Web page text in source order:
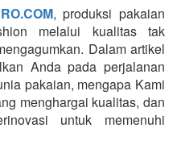
, produksi pakaian
melalui kualitas tak
Dalam artikel
Anda pada perjalanan
pakaian, mengapa Kami
menghargai kualitas, dan
untuk memenuhi